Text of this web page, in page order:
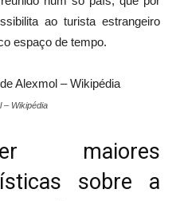
ao turista estrangeiro
espaço de tempo.
– Wikipédia
maiores
sobre a